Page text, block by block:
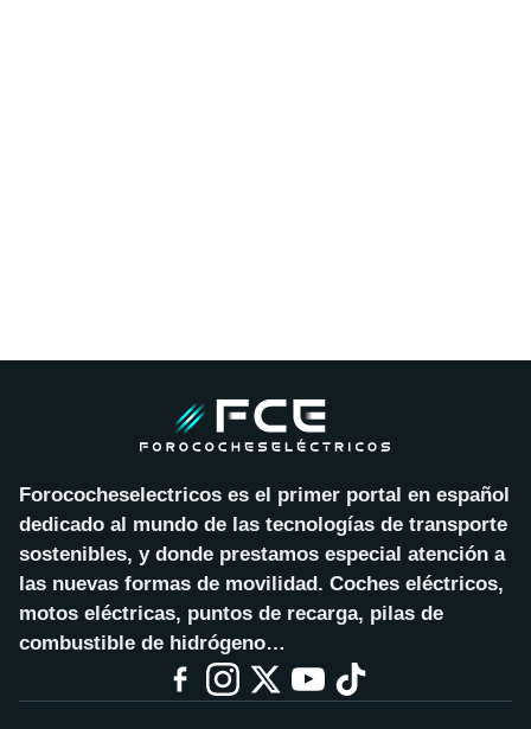
Forococheselectricos es el primer portal en español
dedicado al mundo de las tecnologías de transporte
sostenibles, y donde prestamos especial atención a
las nuevas formas de movilidad. Coches eléctricos,
motos eléctricas, puntos de recarga, pilas de
combustible de hidrógeno…